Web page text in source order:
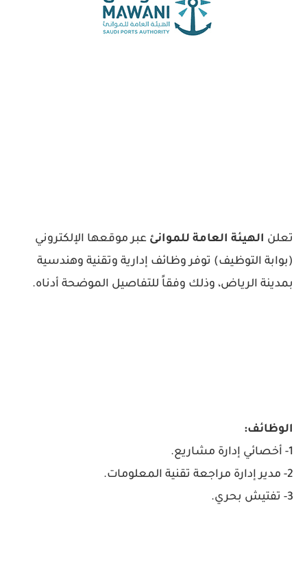
تعلن الهيئة العامة للموانئ عبر موقعها الإلكتروني
(بوابة التوظيف) توفر وظائف إدارية وتقنية وهندسية
بمدينة الرياض، وذلك وفقاً للتفاصيل الموضحة أدناه.
الوظائف:
1- أخصائي إدارة مشاريع.
2- مدير إدارة مراجعة تقنية المعلومات.
3- تفتيش بحري.